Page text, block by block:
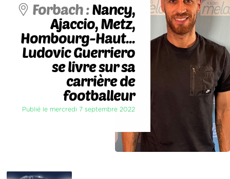
Forbach :Nancy,
Ajaccio, Metz,
Hombourg-Haut...
Ludovic Guerriero
se livre sur sa
carrière de
footballeur
Publié le mercredi 7 septembre 2022